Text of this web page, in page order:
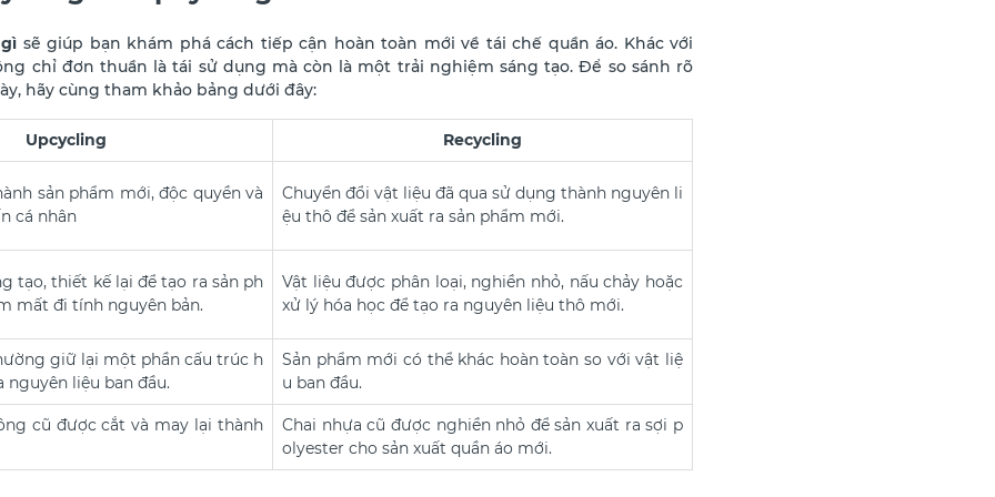
sẽ giúp bạn khám phá cách tiếp cận hoàn toàn mới về tái chế quần áo. Khác với
chỉ đơn thuần là tái sử dụng mà còn là một trải nghiệm sáng tạo. Để so sánh rõ
hãy cùng tham khảo bảng dưới đây:
Upcycling Recycling
sản phẩm mới, độc quyền và
cá nhân
Chuyển đổi vật liệu đã qua sử dụng thành nguyên li
ệu thô để sản xuất ra sản phẩm mới.
tạo, thiết kế lại để tạo ra sản ph
mất đi tính nguyên bản.
Vật liệu được phân loại, nghiền nhỏ, nấu chảy hoặc
xử lý hóa học để tạo ra nguyên liệu thô mới.
giữ lại một phần cấu trúc h
nguyên liệu ban đầu.
Sản phẩm mới có thể khác hoàn toàn so với vật liệ
u ban đầu.
cũ được cắt và may lại thành
Chai nhựa cũ được nghiền nhỏ để sản xuất ra sợi p
olyester cho sản xuất quần áo mới.